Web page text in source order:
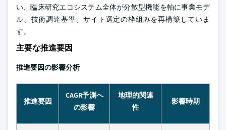
い、臨床研究エコシステム全体が分散型機能を軸に事業モデ
ル、技術調達基準、サイト選定の枠組みを再構築していま
す。
主要な推進要因
推進要因の影響分析
推進要因
CAGR予測へ
の影響
地理的関連
性
影響時期